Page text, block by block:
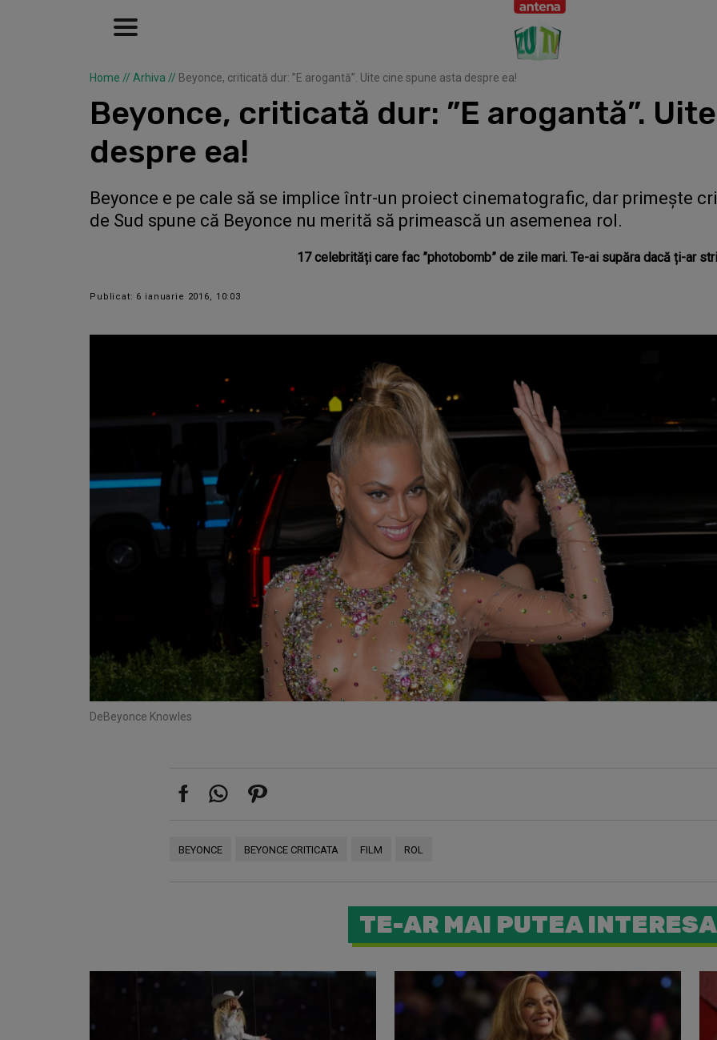
Home // Arhiva // Beyonce, criticată dur: ”E arogantă”. Uite cine spune asta despre ea!
Beyonce, criticată dur: ”E arogantă”.
despre ea!
Beyonce e pe cale să se implice într-un proiect cinematografic, dar primește
de Sud spune că Beyonce nu merită să primească un asemenea rol.
17 celebrități care fac ”photobomb” de zile mari. Te-ai supăra dacă ți-ar
Publicat: 6 ianuarie 2016, 10:03
DeBeyonce Knowles
BEYONCE BEYONCE CRITICATA FILM ROL
TE-AR MAI PUTEA INTERESA
Beyoncé